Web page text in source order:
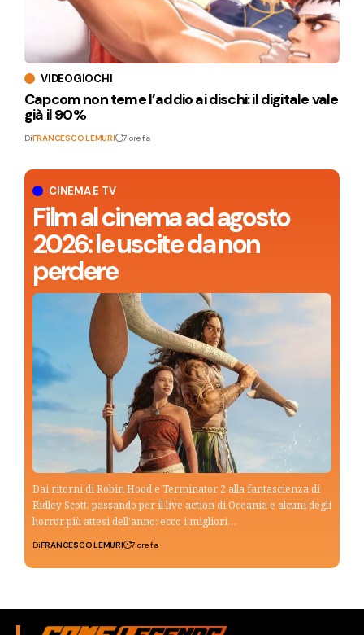
CINEMA E TV
Film al cinema ad agosto
2026: le uscite da non
perdere
Dai ritorni di Robin Hood e Terminator 2 alla fantascienza di
Ridley Scott, passando per il live action di Oceania e alcuni degli
horror più attesi dell’anno: ecco i migliori…
DiFRANCESCO LEMURI 7 ore fa
VIDEOGIOCHI
Capcom non teme l’addio ai dischi: il digitale vale
già il 90%
DiFRANCESCO LEMURI 7 ore fa